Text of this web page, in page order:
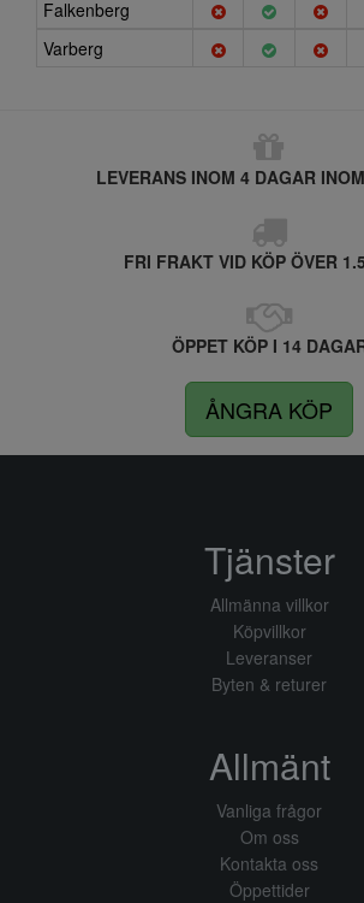
Falkenberg
Varberg
LEVERANS INOM 4 DAGAR
FRI FRAKT VID KÖP ÖVER
ÖPPET KÖP I 14
ÅNGRA KÖP
Tjänster
Allmänna villkor
Köpvillkor
Leveranser
Byten & returer
Allmänt
Vanliga frågor
Om oss
Kontakta oss
Öppettider